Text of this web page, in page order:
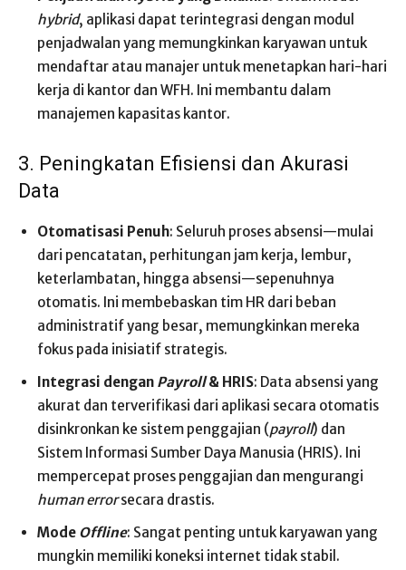
hybrid, aplikasi dapat terintegrasi dengan modul
penjadwalan yang memungkinkan karyawan untuk
mendaftar atau manajer untuk menetapkan hari-hari
kerja di kantor dan WFH. Ini membantu dalam
manajemen kapasitas kantor.
3. Peningkatan Efisiensi dan Akurasi
Data
Otomatisasi Penuh: Seluruh proses absensi—mulai
dari pencatatan, perhitungan jam kerja, lembur,
keterlambatan, hingga absensi—sepenuhnya
otomatis. Ini membebaskan tim HR dari beban
administratif yang besar, memungkinkan mereka
fokus pada inisiatif strategis.
Integrasi dengan Payroll& HRIS: Data absensi yang
akurat dan terverifikasi dari aplikasi secara otomatis
disinkronkan ke sistem penggajian (payroll) dan
Sistem Informasi Sumber Daya Manusia (HRIS). Ini
mempercepat proses penggajian dan mengurangi
human errorsecara drastis.
Mode Offline: Sangat penting untuk karyawan yang
mungkin memiliki koneksi internet tidak stabil.